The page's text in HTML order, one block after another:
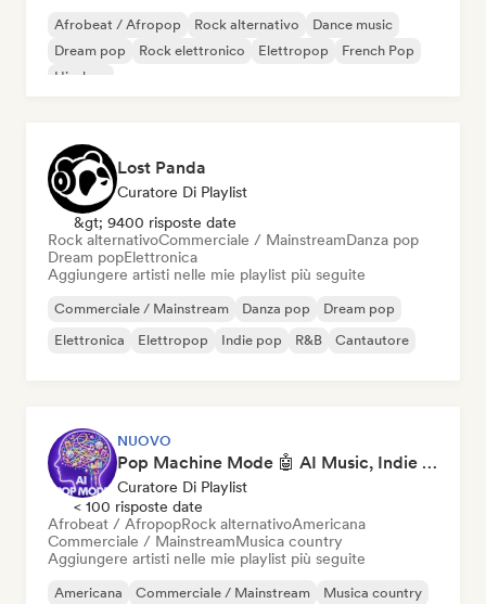
Afrobeat / Afropop Rock alternativo
Dance music
Dream pop
Rock elettronico Elettropop
French Pop
Hip-hop
Lost Panda
Curatore Di Playlist
&gt; 9400 risposte date
Rock alternativoCommerciale / MainstreamDanza pop
Dream popElettronica
Aggiungere artisti nelle mie playlist più seguite
Commerciale / Mainstream Danza pop
Dream pop
Elettronica
Elettropop Indie pop R&B Cantautore
NUOVO
Pop Machine Mode 🤖 AI Music, Indie Pop & Dream Pop
Curatore Di Playlist
< 100 risposte date
Afrobeat / AfropopRock alternativoAmericana
Commerciale / MainstreamMusica country
Aggiungere artisti nelle mie playlist più seguite
Americana Commerciale / Mainstream Musica country